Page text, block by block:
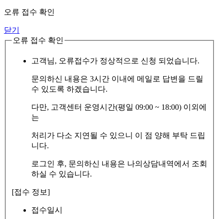
오류 접수 확인
닫기
오류 접수 확인
고객님, 오류접수가 정상적으로 신청 되었습니다.
문의하신 내용은 3시간 이내에 메일로 답변을 드릴
수 있도록 하겠습니다.
다만, 고객센터 운영시간(평일 09:00 ~ 18:00) 이외에
는
처리가 다소 지연될 수 있으니 이 점 양해 부탁 드립
니다.
로그인 후, 문의하신 내용은 나의상담내역에서 조회
하실 수 있습니다.
[접수 정보]
접수일시